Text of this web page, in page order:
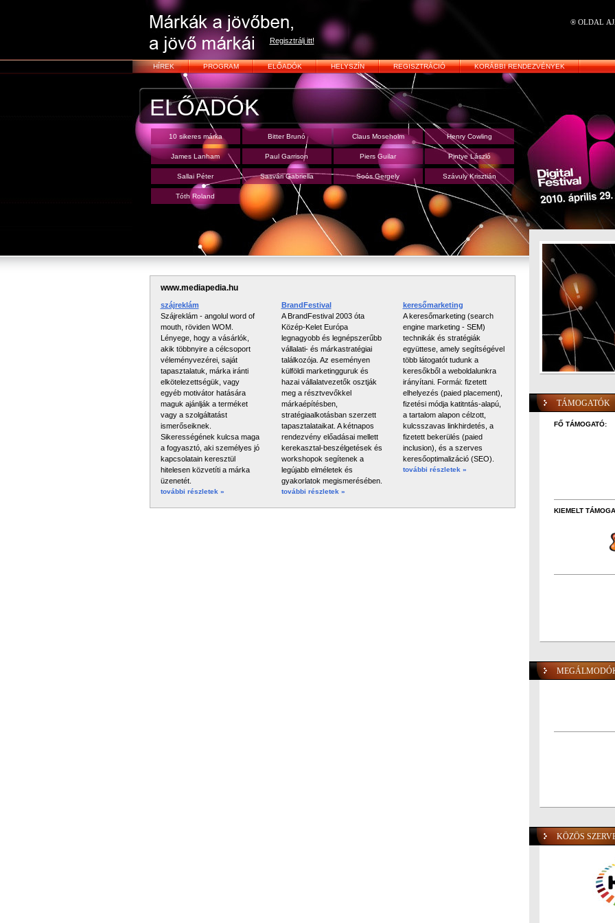
Regisztrálj itt!
® OLDAL
HÍREK PROGRAM ELŐADÓK HELYSZÍN REGISZTRÁCIÓ KORÁBBI RENDEZVÉNYEK
ELŐADÓK
10 sikeres márka Bitter Brunó Claus Moseholm Henry Cowling
James Lanham Paul Garrison Piers Guilar Pintye László
Sallai Péter Sasvári Gabriella Soós Gergely Szávuly Krisztián
Tóth Roland
TÁMOGATÓK
FŐ TÁMOGATÓ:
KIEMELT
KÖZÖS
www.mediapedia.hu
szájreklám
Szájreklám - angolul word of
mouth, röviden WOM.
Lényege, hogy a vásárlók,
akik többnyire a célcsoport
véleményvezérei, saját
tapasztalatuk, márka iránti
elkötelezettségük, vagy
egyéb motivátor hatására
maguk ajánlják a terméket
vagy a szolgáltatást
ismerőseiknek.
Sikerességének kulcsa maga
a fogyasztó, aki személyes jó
kapcsolatain keresztül
hitelesen közvetíti a márka
üzenetét.
további részletek »
BrandFestival
A BrandFestival 2003 óta
Közép-Kelet Európa
legnagyobb és legnépszerűbb
vállalati- és márkastratégiai
találkozója. Az eseményen
külföldi marketingguruk és
hazai vállalatvezetők osztják
meg a résztvevőkkel
márkaépítésben,
stratégiaalkotásban szerzett
tapasztalataikat. A kétnapos
rendezvény előadásai mellett
kerekasztal-beszélgetések és
workshopok segítenek a
legújabb elméletek és
gyakorlatok megismerésében.
további részletek »
keresőmarketing
A keresőmarketing (search
engine marketing - SEM)
technikák és stratégiák
együttese, amely segítségével
több látogatót tudunk a
keresőkből a weboldalunkra
irányítani. Formái: fizetett
elhelyezés (paied placement),
fizetési módja katitntás-alapú,
a tartalom alapon célzott,
kulcsszavas linkhirdetés, a
fizetett bekerülés (paied
inclusion), és a szerves
keresőoptimalizáció (SEO).
további részletek »